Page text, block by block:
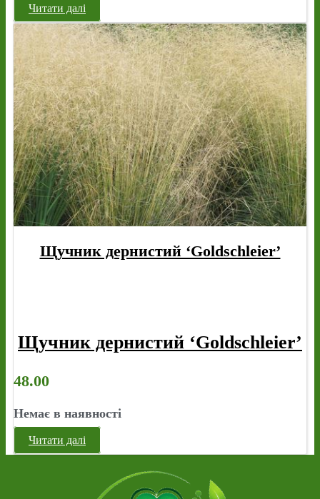
Читати далі
Щучник дернистий ‘Goldschleier’
Щучник дернистий ‘Goldschleier’
48.00
Немає в наявності
Читати далі